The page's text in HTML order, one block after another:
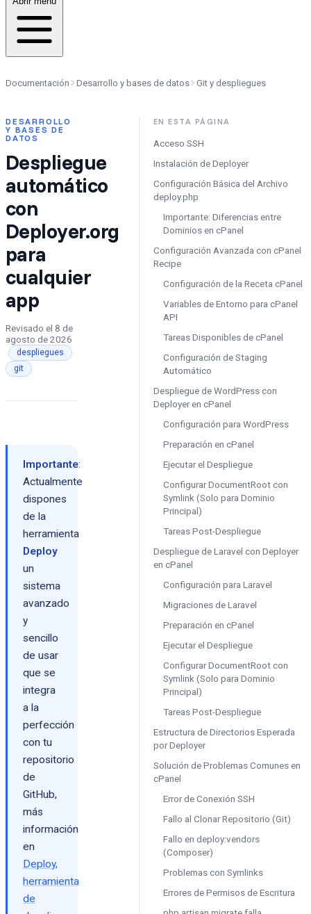
Documentación Desarrollo y bases de datos Git y despliegues
DESARROLLO
Y BASES DE
DATOS
Despliegue
automático
con
Deployer.org
para
cualquier
app
Revisado el 8 de
agosto de 2026
·
despliegues ·
git
Importante:
Actualmente
dispones
de la
herramienta
Deploy
un
sistema
avanzado
y
sencillo
de usar
que se
integra
a la
perfección
con tu
repositorio
de
GitHub,
más
información
en
Deploy,
herramienta
de
EN ESTA PÁGINA
Acceso SSH
Instalación de Deployer
Configuración Básica del Archivo
deploy.php
Importante: Diferencias entre
Dominios en cPanel
Configuración Avanzada con cPanel
Recipe
Configuración de la Receta cPanel
Variables de Entorno para cPanel
API
Tareas Disponibles de cPanel
Configuración de Staging
Automático
Despliegue de WordPress con
Deployer en cPanel
Configuración para WordPress
Preparación en cPanel
Ejecutar el Despliegue
Configurar DocumentRoot con
Symlink (Solo para Dominio
Principal)
Tareas Post-Despliegue
Despliegue de Laravel con Deployer
en cPanel
Configuración para Laravel
Migraciones de Laravel
Preparación en cPanel
Ejecutar el Despliegue
Configurar DocumentRoot con
Symlink (Solo para Dominio
Principal)
Tareas Post-Despliegue
Estructura de Directorios Esperada
por Deployer
Solución de Problemas Comunes en
cPanel
Error de Conexión SSH
Fallo al Clonar Repositorio (Git)
Fallo en deploy:vendors
(Composer)
Problemas con Symlinks
Errores de Permisos de Escritura